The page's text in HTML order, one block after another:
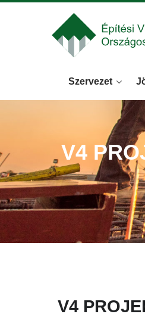
Szervezet
V4
V4